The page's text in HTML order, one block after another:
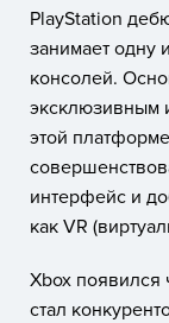
PlayStation
занимает одну
консолей.
эксклюзивным
этой
интерфейс и
как VR
Xbox появился
стал